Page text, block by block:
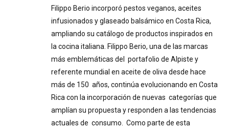
Filippo Berio incorporó pestos veganos, aceites
infusionados y glaseado balsámico en Costa Rica,
ampliando su catálogo de productos inspirados en
la cocina italiana. Filippo Berio, una de las marcas
más emblemáticas del portafolio de Alpiste y
referente mundial en aceite de oliva desde hace
más de 150 años, continúa evolucionando en Costa
Rica con la incorporación de nuevas categorías que
amplían su propuesta y responden a las tendencias
actuales de consumo. Como parte de esta